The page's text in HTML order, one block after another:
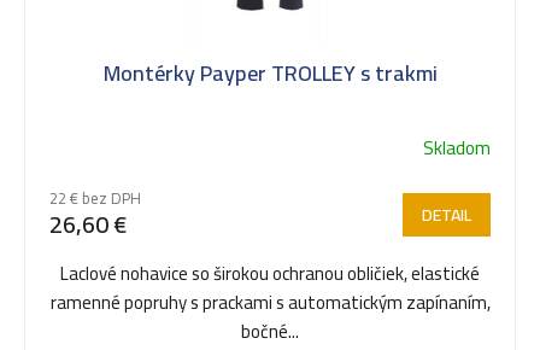
Montérky Payper TROLLEY s trakmi
Skladom
22 € bez DPH
26,60 € DETAIL
Laclové nohavice so širokou ochranou obličiek, elastické
ramenné popruhy s prackami s automatickým zapínaním,
bočné...